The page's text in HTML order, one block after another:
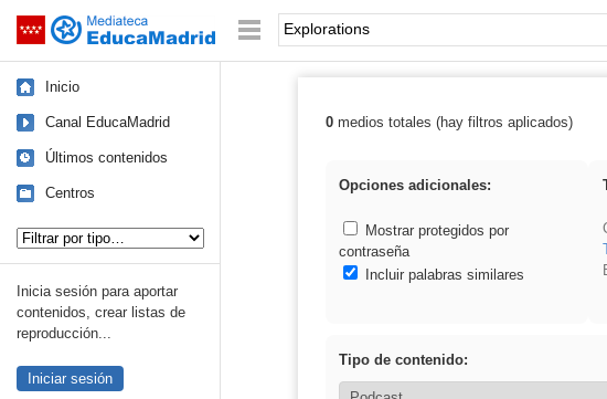
Saltar navegación Palabra o frase:
Inicio
Canal EducaMadrid
Últimos contenidos
Centros
Inicia sesión para aportar
contenidos, crear listas de
reproducción...
Iniciar sesión
Resultados de:
0medios totales (hay filtros aplicados)
Opciones adicionales:
Mostrar protegidos por
contraseña
Incluir palabras similares
Tipo de contenido: